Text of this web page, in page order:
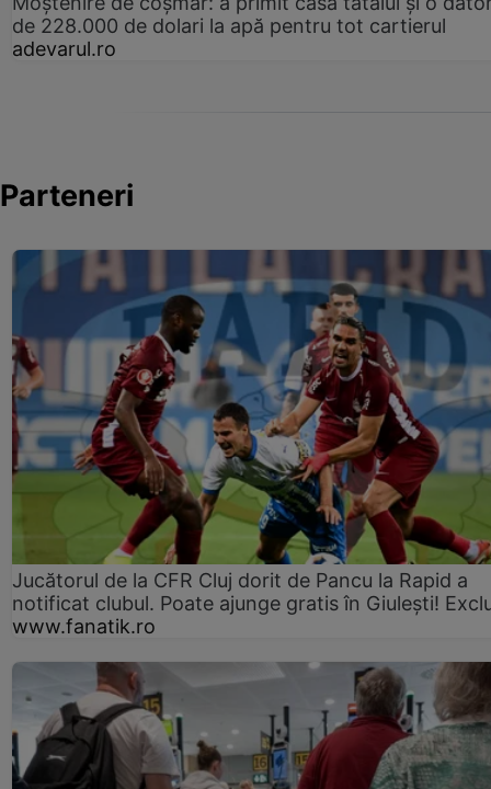
de 228.000 de dolari la apă pentru tot cartierul
adevarul.ro
Parteneri
Jucătorul de la CFR Cluj dorit de Pancu la Rapid a
notificat clubul. Poate ajunge gratis în Giulești!
www.fanatik.ro